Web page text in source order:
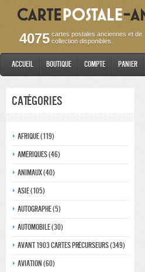
4075 cartes postales anciennes et de
collection disponibles.
Accueil Boutique Compte Panier
Catégories
Afrique (119)
Amériques (46)
Animaux (40)
Asie (105)
Autographe (5)
Automobile (30)
Avant 1903 Cartes précurseurs (349)
Aviation (60)